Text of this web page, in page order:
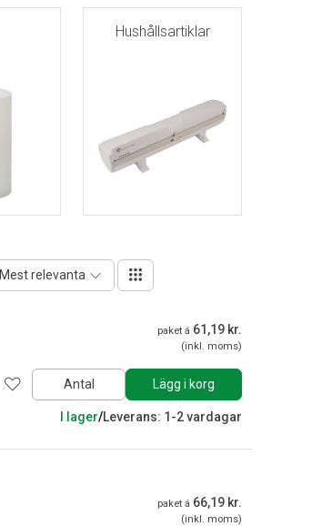
Hushållsartiklar
Mest relevanta
paket á 61,19 kr.
(inkl. moms)
Antal Lägg i korg
I lager/Leverans: 1-2 vardagar
paket á 66,19 kr.
(inkl. moms)